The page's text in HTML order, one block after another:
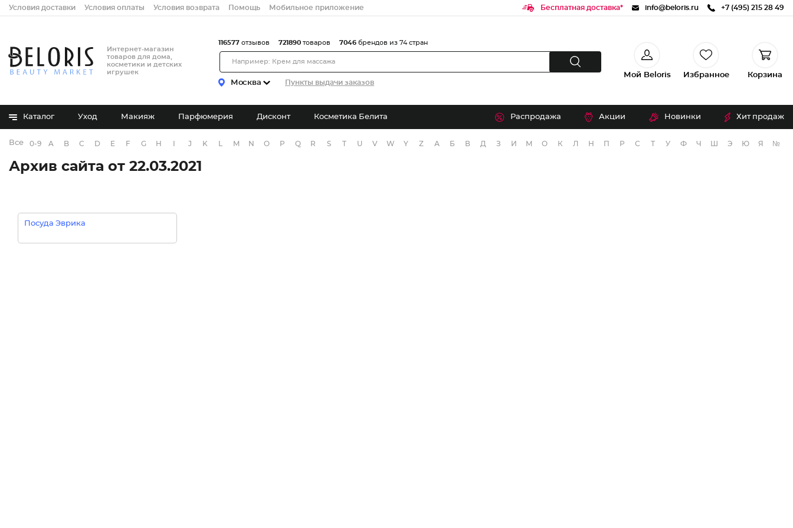
Условия доставки Условия оплаты Условия возврата Помощь Мобильное приложение Бесплатная доставка* info@beloris.ru +7 (495) 215 28 49
Интернет-магазин
товаров для дома,
косметики и детских
игрушек
Москва Пункты выдачи заказов
116577 отзывов 721890 товаров 7046 брендов из 74 стран
Мой Beloris Избранное Корзина
Каталог Уход Макияж Парфюмерия Дисконт Косметика Белита Распродажа Акции Новинки Хит продаж
Все бренды
0-9 A B C D E F G H J K M N O P Q R S T U V W Y Z А Б В Д З И М О К Л Н П Р С Т У Ф Ч Э Ю Я №
Архив сайта от 22.03.2021
Посуда Эврика